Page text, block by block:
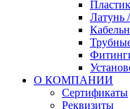
Латунь
О КОМПАНИИ
Сертификаты
Реквизиты